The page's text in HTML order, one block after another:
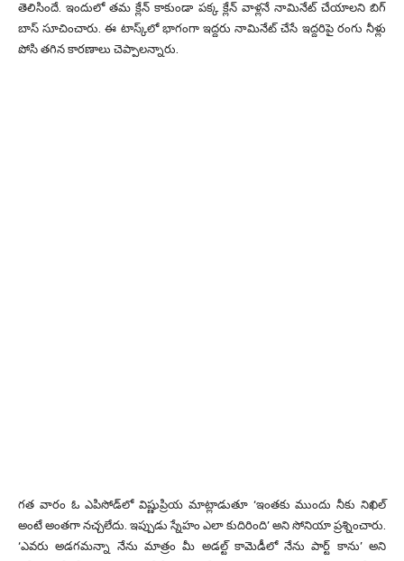
తెలిసిందే. ఇందులో తమ క్లేన్ కాకుండా పక్క క్లేన్ వాళ్లనే నామినేట్ చేయాలని బిగ్
బాస్ సూచించారు. ఈ టాస్క్‌లో భాగంగా ఇద్దరు నామినేట్ చేసే ఇద్దరిపై రంగు నీళ్లు
పోసి తగిన కారణాలు చెప్పాలన్నారు.
గత వారం ఓ ఎపిసోడ్‌లో విష్ణుప్రియ మాట్లాడుతూ ‘ఇంతకు ముందు నీకు నిఖిల్‌
అంటే అంతగా నచ్చలేదు. ఇప్పుడు స్నేహం ఎలా కుదిరింది’ అని సోనియా ప్రశ్నించారు.
‘ఎవరు అడగమన్నా నేను మాత్రం మీ అడల్ట్ కామెడీలో నేను పార్ట్ కాను’ అని